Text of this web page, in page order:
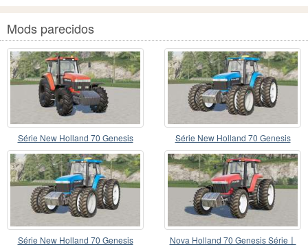
Mods parecidos
Série New Holland 70 Genesis Série New Holland 70 Genesis
Série New Holland 70 Genesis
Nova Holland 70 Genesis Série〡